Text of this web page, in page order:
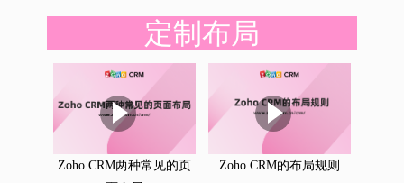
定制布局
Zoho CRM两种常见的页
Zoho CRM的布局规则